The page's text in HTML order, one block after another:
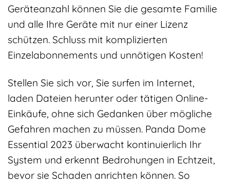
Geräteanzahl können Sie die gesamte Familie
und alle Ihre Geräte mit nur einer Lizenz
schützen. Schluss mit komplizierten
Einzelabonnements und unnötigen Kosten!
Stellen Sie sich vor, Sie surfen im Internet,
laden Dateien herunter oder tätigen Online-
Einkäufe, ohne sich Gedanken über mögliche
Gefahren machen zu müssen. Panda Dome
Essential 2023 überwacht kontinuierlich Ihr
System und erkennt Bedrohungen in Echtzeit,
bevor sie Schaden anrichten können. So